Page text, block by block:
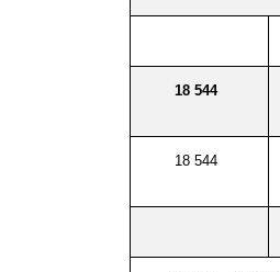
18 544
18 544